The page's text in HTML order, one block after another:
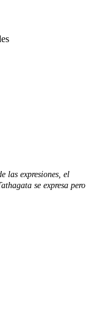
las expresiones, el
se expresa pero